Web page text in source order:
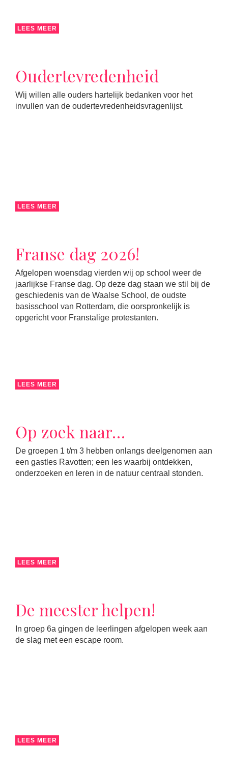
LEES MEER
Oudertevredenheid
Wij willen alle ouders hartelijk bedanken voor het
invullen van de oudertevredenheidsvragenlijst.
LEES MEER
Franse dag 2026!
Afgelopen woensdag vierden wij op school weer de
jaarlijkse Franse dag. Op deze dag staan we stil bij de
geschiedenis van de Waalse School, de oudste
basisschool van Rotterdam, die oorspronkelijk is
opgericht voor Franstalige protestanten.
LEES MEER
Op zoek naar…
De groepen 1 t/m 3 hebben onlangs deelgenomen aan
een gastles Ravotten; een les waarbij ontdekken,
onderzoeken en leren in de natuur centraal stonden.
LEES MEER
De meester helpen!
In groep 6a gingen de leerlingen afgelopen week aan
de slag met een escape room.
LEES MEER